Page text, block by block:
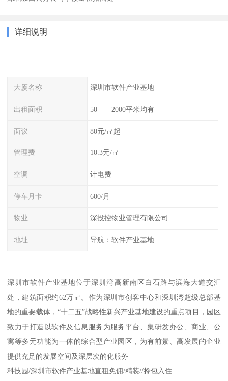
详细说明
大厦名称 深圳市软件产业基地
出租面积 50——2000平米均有
面议 80元/㎡起
管理费 10.3元/㎡
空调 计电费
停车月卡 600/月
物业 深投控物业管理有限公司
地址 导航：软件产业基地
深圳市软件产业基地位于深圳湾高新南区白石路与滨海大道交汇
处，建筑面积约62万㎡。作为深圳市创客中心和深圳湾超级总部基
地的重要载体，“十二五”战略性新兴产业基地建设的重点项目，园区
致力于打造以软件及信息服务为服务平台、集研发办公、商业、公
寓等多元功能为一体的综合型产业园区，为有前景、高发展的企业
提供充足的发展空间及深层次的化服务
科技园/深圳市软件产业基地直租免佣/精装//拎包入住